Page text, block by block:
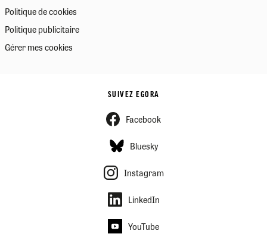
Politique de cookies
Politique publicitaire
Gérer mes cookies
SUIVEZ EGORA
Facebook
Bluesky
Instagram
LinkedIn
YouTube